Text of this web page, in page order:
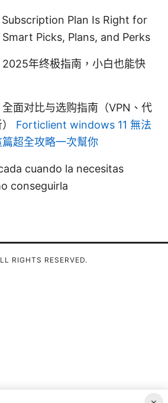
Plan Is Right for
Picks, Plans, and Perks
年终极指南，小白也能快
面对比与选购指南（VPN、代
Forticlient windows 11 無法
超全攻略一次幫你
cuando la necesitas
conseguirla
RIGHTS RESERVED.